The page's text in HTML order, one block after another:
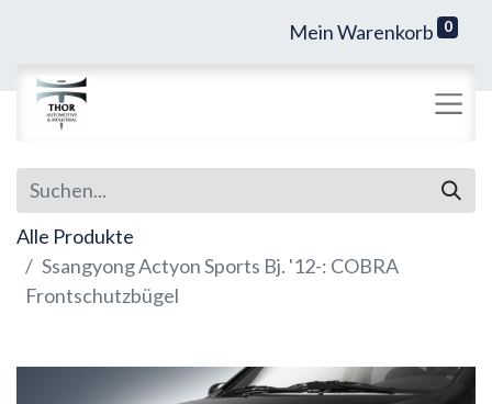
Mein Warenkorb 0
Alle Produkte
Ssangyong Actyon Sports Bj. '12-: COBRA
Frontschutzbügel